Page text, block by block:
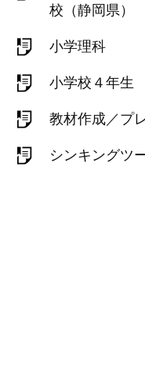
校（静岡県）
小学理科
小学校４年生
教材作成／プ
シンキングツ